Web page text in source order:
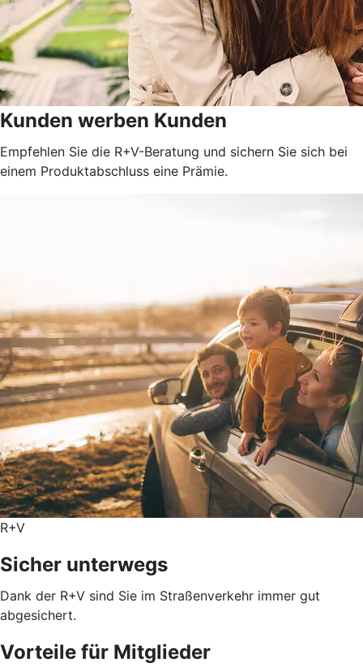
Kunden werben Kunden
Empfehlen Sie die R+V-Beratung und sichern Sie sich bei
einem Produktabschluss eine Prämie.
R+V
Sicher unterwegs
Dank der R+V sind Sie im Straßenverkehr immer gut
abgesichert.
Vorteile für Mitglieder